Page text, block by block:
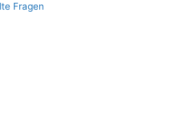
Fragen